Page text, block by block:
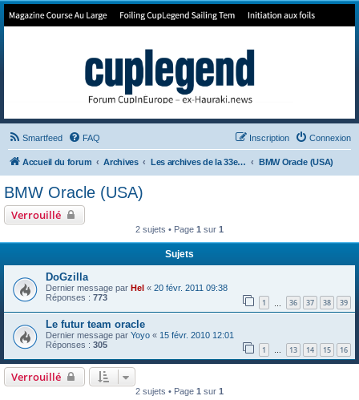
Forum de Cup In Europe
Smartfeed FAQ Connexion
Inscription
Accueil du forum Archives Les archives de la 33e America's Cup BMW Oracle (USA)
BMW Oracle (USA)
Verrouillé
2 sujets • Page 1 sur 1
Sujets
DoGzilla
Dernier message par Hel « 20 févr. 2011 09:38
Réponses : 773 1 36 37 38 39
Le futur team oracle
Dernier message par Yoyo « 15 févr. 2010 12:01
Réponses : 305 1 … 13 14 15 16
Verrouillé
2 sujets • Page 1 sur 1